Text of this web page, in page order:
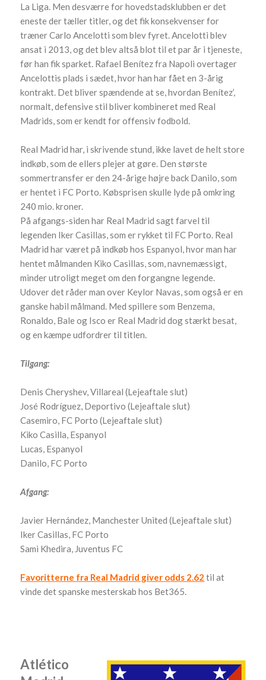
La Liga. Men desværre for hovedstadsklubben er det
eneste der tæller titler, og det fik konsekvenser for
træner Carlo Ancelotti som blev fyret. Ancelotti blev
ansat i 2013, og det blev altså blot til et par år i tjeneste,
før han fik sparket. Rafael Benítez fra Napoli overtager
Ancelottis plads i sædet, hvor han har fået en 3-årig
kontrakt. Det bliver spændende at se, hvordan Benítez’,
normalt, defensive stil bliver kombineret med Real
Madrids, som er kendt for offensiv fodbold.
Real Madrid har, i skrivende stund, ikke lavet de helt store
indkøb, som de ellers plejer at gøre. Den største
sommertransfer er den 24-årige højre back Danilo, som
er hentet i FC Porto. Købsprisen skulle lyde på omkring
240 mio. kroner.
På afgangs-siden har Real Madrid sagt farvel til
legenden Iker Casillas, som er rykket til FC Porto. Real
Madrid har været på indkøb hos Espanyol, hvor man har
hentet målmanden Kiko Casillas, som, navnemæssigt,
minder utroligt meget om den forgangne legende.
Udover det råder man over Keylor Navas, som også er en
ganske habil målmand. Med spillere som Benzema,
Ronaldo, Bale og Isco er Real Madrid dog stærkt besat,
og en kæmpe udfordrer til titlen.
Tilgang:
Denis Cheryshev, Villareal (Lejeaftale slut)
José Rodríguez, Deportivo (Lejeaftale slut)
Casemiro, FC Porto (Lejeaftale slut)
Kiko Casilla, Espanyol
Lucas, Espanyol
Danilo, FC Porto
Afgang:
Javier Hernández, Manchester United (Lejeaftale slut)
Iker Casillas, FC Porto
Sami Khedira, Juventus FC
Favoritterne fra Real Madrid giver odds 2.62 til at
vinde det spanske mesterskab hos Bet365.
Atlético